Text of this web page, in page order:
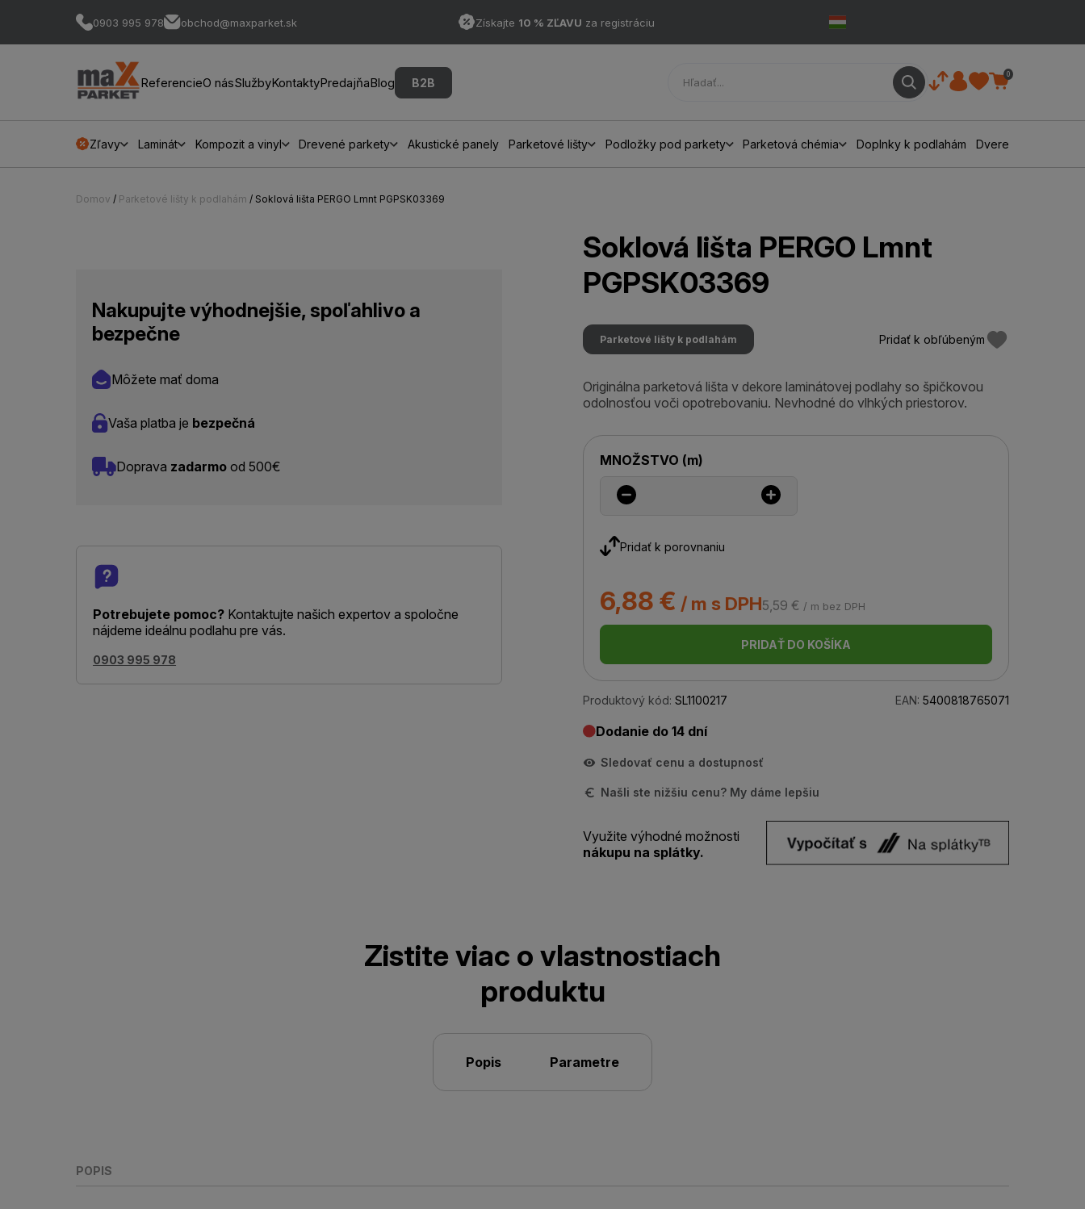
0903 995 978 obchod@maxparket.sk Získajte 10 % ZĽAVU za registráciu
ReferencieO násSlužbyKontaktyPredajňaBlog B2B
0
Zľavy Laminát Kompozit a vinyl Drevené parkety Akustické panely Parketové lišty Podložky pod parkety Parketová chémia Doplnky k podlahám Dvere
Domov / Parketové lišty k podlahám / Soklová lišta PERGO Lmnt PGPSK03369
Nakupujte výhodnejšie, spoľahlivo a
bezpečne
Môžete mať doma
Vaša platba je bezpečná
Doprava zadarmo od 500€
Potrebujete pomoc? Kontaktujte našich expertov a spoločne
nájdeme ideálnu podlahu pre vás.
0903 995 978
Soklová lišta PERGO Lmnt
PGPSK03369
Parketové lišty k podlahám Pridať k obľúbeným
Originálna parketová lišta v dekore laminátovej podlahy so špičkovou
odolnosťou voči opotrebovaniu. Nevhodné do vlhkých priestorov.
MNOŽSTVO (m)
Pridať k porovnaniu
6,88 € / m s DPH5,59 € / m bez DPH
PRIDAŤ DO KOŠÍKA
Produktový kód: SL1100217 EAN: 5400818765071
Dodanie do 14 dní
Sledovať cenu a dostupnosť
Našli ste nižšiu cenu? My dáme lepšiu
Využite výhodné možnosti
nákupu na splátky.
Zistite viac o vlastnostiach
produktu
Popis Parametre
POPIS